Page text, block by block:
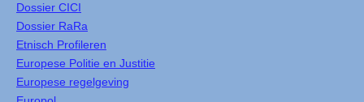
Dossier CICI
Dossier RaRa
Etnisch Profileren
Europese Politie en Justitie
Europese regelgeving